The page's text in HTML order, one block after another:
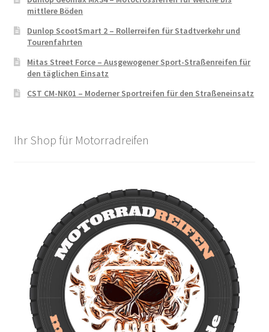
mittlere Böden
Dunlop ScootSmart 2 – Rollerreifen für Stadtverkehr und
Tourenfahrten
Mitas Street Force – Ausgewogener Sport-Straßenreifen für
den täglichen Einsatz
CST CM-NK01 – Moderner Sportreifen für den Straßeneinsatz
Ihr Shop für Motorradreifen